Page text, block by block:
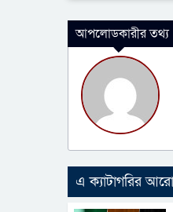
আপলোডকারীর তথ্য
এ ক্যাটাগরির